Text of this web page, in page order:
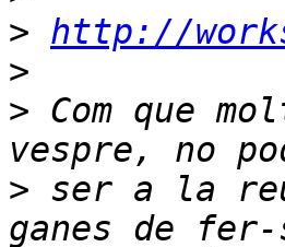
> http://
>
> Com que
> ser a la